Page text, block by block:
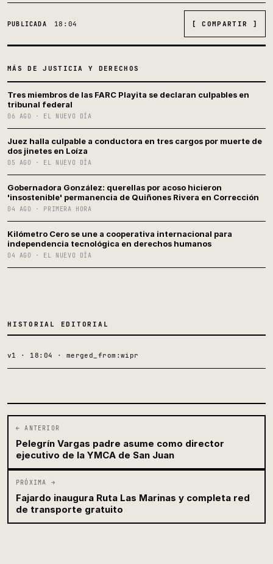
PUBLICADA 18:04 [ COMPARTIR ]
MÁS DE JUSTICIA Y DERECHOS
Tres miembros de las FARC Playita se declaran culpables en
tribunal federal
06 AGO · EL NUEVO DÍA
Juez halla culpable a conductora en tres cargos por muerte de
dos jinetes en Loíza
05 AGO · EL NUEVO DÍA
Gobernadora González: querellas por acoso hicieron
'insostenible' permanencia de Quiñones Rivera en Corrección
04 AGO · PRIMERA HORA
Kilómetro Cero se une a cooperativa internacional para
independencia tecnológica en derechos humanos
04 AGO · EL NUEVO DÍA
HISTORIAL EDITORIAL
v1 · 18:04 · merged_from:wipr
← ANTERIOR
Pelegrín Vargas padre asume como director
ejecutivo de la YMCA de San Juan
PRÓXIMA →
Fajardo inaugura Ruta Las Marinas y completa red
de transporte gratuito